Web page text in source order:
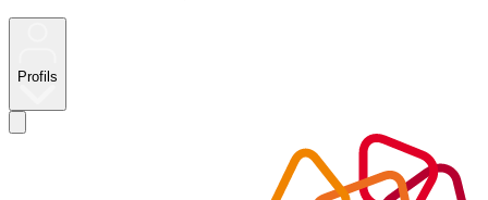
Profils